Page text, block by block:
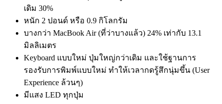
เดิม 30%
หนัก 2 ปอนด์ หรือ 0.9 กิโลกรัม
บางกว่า MacBook Air (ที่ว่าบางแล้ว) 24% เท่ากับ 13.1
มิลลิเมตร
Keyboard แบบใหม่ ปุ่มใหญ่กว่าเดิม และใช้ฐานการ
รองรับการพิมพ์แบบใหม่ ทำให้เวลากดรู้สึกนุ่มขึ้น (User
Experience ล้วนๆ)
มีแสง LED ทุกปุ่ม